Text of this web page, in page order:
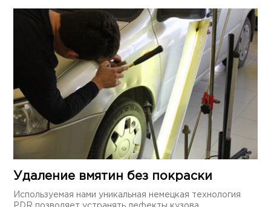
Удаление вмятин без покраски
Используемая нами уникальная немецкая технология